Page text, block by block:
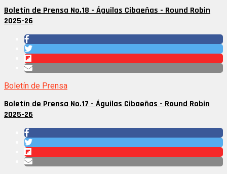
Boletín de Prensa No.18 - Águilas Cibaeñas - Round Robin
2025-26
Boletín de Prensa
Boletín de Prensa No.17 - Águilas Cibaeñas - Round Robin
2025-26